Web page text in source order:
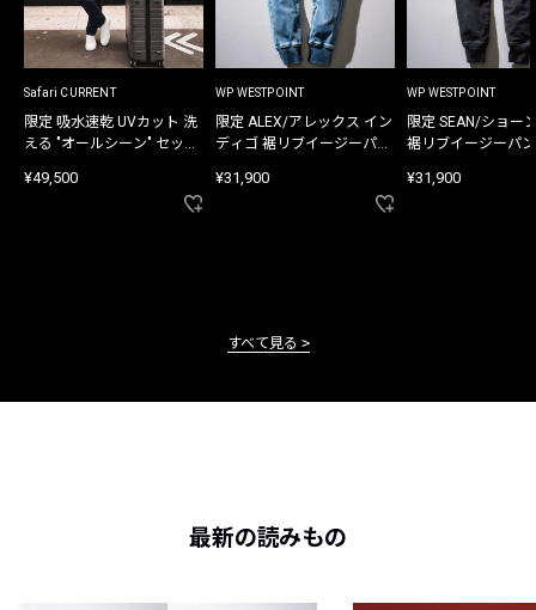
Safari CURRENT
限定 吸水速乾 UVカット 洗
える "オールシーン" セット
¥49,500
WP WESTPOINT
限定 ALEX/アレックス イン
ディゴ 裾リブイージーパン
¥31,900
WP WESTPOINT
限定 SEAN/ショー
裾リブイージーパ
¥31,900
すべて見る
最新の読みもの